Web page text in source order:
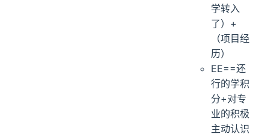
学转入
了）+
（项目经
历）
EE==还
行的学积
分+对专
业的积极
主动认识